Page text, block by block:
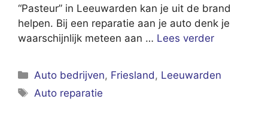
“Pasteur” in Leeuwarden kan je uit de brand
helpen. Bij een reparatie aan je auto denk je
waarschijnlijk meteen aan … Lees verder
Categorieën
Auto bedrijven, Friesland , Leeuwarden
Tags
Auto reparatie